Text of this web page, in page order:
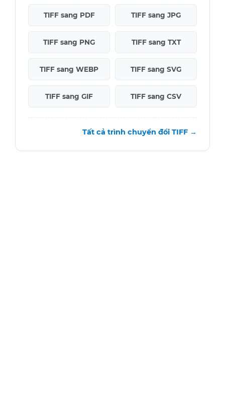
TIFF sang PDF TIFF sang JPG
TIFF sang PNG TIFF sang TXT
TIFF sang WEBP TIFF sang SVG
TIFF sang GIF TIFF sang CSV
Tất cả trình chuyển đổi TIFF →